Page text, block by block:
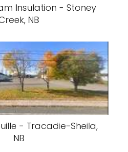
Insulation - Stoney
NB
- Tracadie-Sheila,
NB